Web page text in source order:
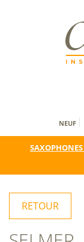
NEUF
SAXOPHONES
RETOUR